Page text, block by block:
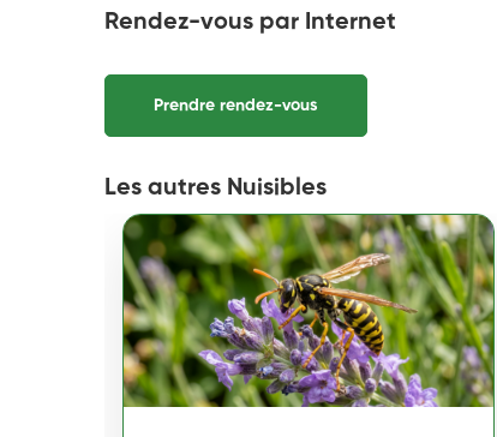
Rendez-vous par Internet
Prendre rendez-vous
Les autres Nuisibles